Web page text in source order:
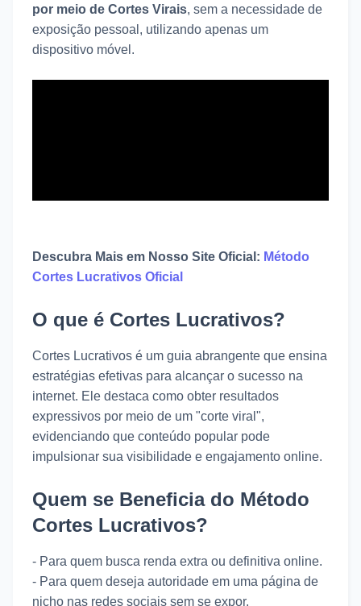
por meio de Cortes Virais, sem a necessidade de
exposição pessoal, utilizando apenas um
dispositivo móvel.
Descubra Mais em Nosso Site Oficial: Método
Cortes Lucrativos Oficial
O que é Cortes Lucrativos?
Cortes Lucrativos é um guia abrangente que ensina
estratégias efetivas para alcançar o sucesso na
internet. Ele destaca como obter resultados
expressivos por meio de um "corte viral",
evidenciando que conteúdo popular pode
impulsionar sua visibilidade e engajamento online.
Quem se Beneficia do Método
Cortes Lucrativos?
- Para quem busca renda extra ou definitiva online.
- Para quem deseja autoridade em uma página de
nicho nas redes sociais sem se expor.